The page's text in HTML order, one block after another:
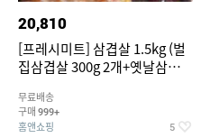
20,810
[프레시미트] 삼겹살 1.5kg (벌
집삼겹살 300g 2개+옛날삼겹살
팩 추가증정)
무료배송
구매 999+
홈앤쇼핑 5